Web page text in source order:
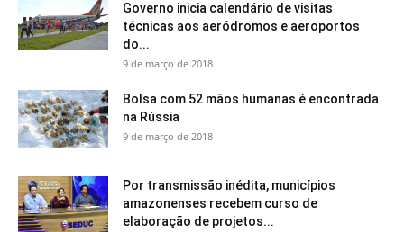
Governo inicia calendário de visitas
técnicas aos aeródromos e aeroportos
do...
9 de março de 2018
Bolsa com 52 mãos humanas é encontrada
na Rússia
9 de março de 2018
Por transmissão inédita, municípios
amazonenses recebem curso de
elaboração de projetos...